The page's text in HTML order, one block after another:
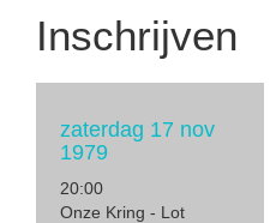
Inschrijven
zaterdag 17 nov
1979
20:00
Onze Kring - Lot